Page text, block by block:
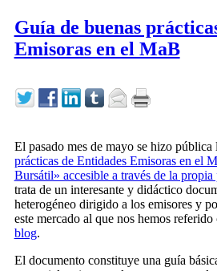
Guía de buenas
Emisoras en el MaB
El pasado mes de mayo se hizo pública
prácticas de Entidades Emisoras en el
Bursátil» accesible a través de la
trata de un interesante y didáctico
heterogéneo dirigido a los emisores y
este mercado al que nos hemos referido
blog.
El documento constituye una guía